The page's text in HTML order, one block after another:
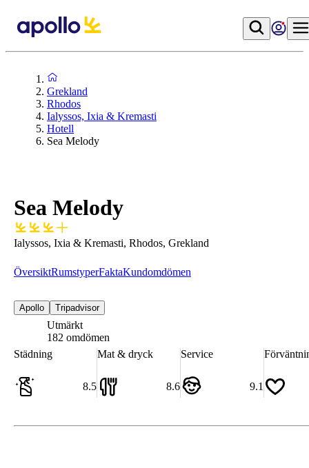
Grekland
Rhodos
Ialyssos, Ixia & Kremasti
Hotell
Sea Melody
Sea Melody
Ialyssos, Ixia & Kremasti, Rhodos, Grekland
ÖversiktRumstyperFaktaKundomdömen
Apollo Tripadvisor
Utmärkt
182 omdömen
Städning
8.5
Mat & dryck
8.6
Service
9.1